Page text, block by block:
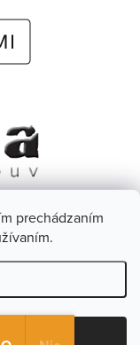
prechádzaním
práva vyhradené.